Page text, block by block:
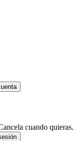
cuando quieras.